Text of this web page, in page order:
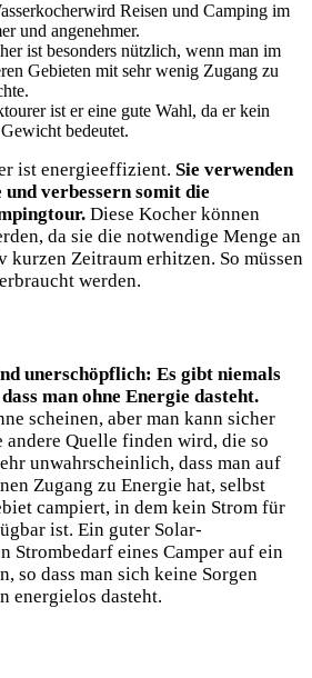
Reisen ⁣und Camping‌ im
und‌ angenehmer.
ist besonders nützlich, wenn man im
Gebieten ​mit⁣ sehr wenig Zugang ‌zu‍
ist er eine gute ⁤Wahl, da​ er kein
bedeutet.
ist energieeffizient. Sie verwenden
verbessern⁢ somit die
Diese Kocher können
da sie die notwendige Menge an
kurzen Zeitraum erhitzen.‌ So müssen
werden.
unerschöpflich: ‍Es ⁣gibt niemals
man ohne Energie dasteht.
scheinen, aber man kann sicher
andere Quelle finden wird, die so
unwahrscheinlich, dass man auf
Zugang zu Energie hat, selbst
campiert, in dem kein Strom für
ist. Ein guter Solar-
Strombedarf eines‌ Camper auf ⁢ein⁣
so dass man sich keine Sorgen
energielos dasteht.